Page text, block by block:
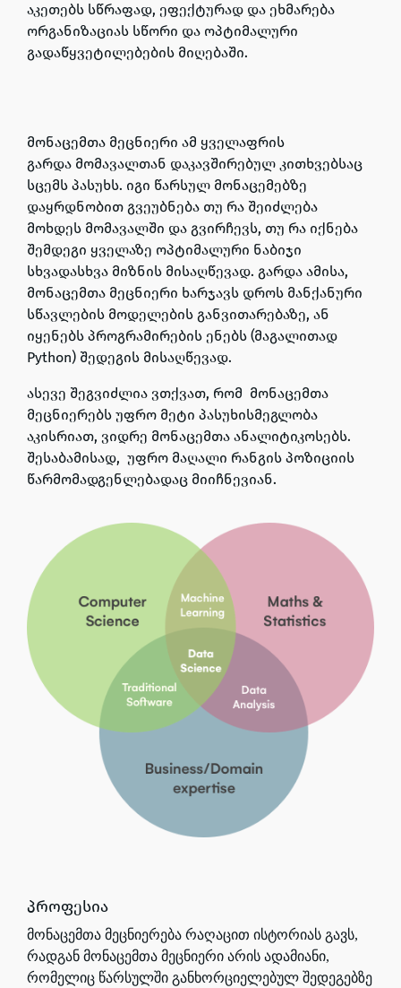
აკეთებს სწრაფად, ეფექტურად და ეხმარება
ორგანიზაციას სწორი და ოპტიმალური
გადაწყვეტილებების მიღებაში.
მონაცემთა მეცნიერი ამ ყველაფრის
გარდა მომავალთან დაკავშირებულ კითხვებსაც
სცემს პასუხს. იგი წარსულ მონაცემებზე
დაყრდნობით გვეუბნება თუ რა შეიძლება
მოხდეს მომავალში და გვირჩევს, თუ რა იქნება
შემდეგი ყველაზე ოპტიმალური ნაბიჯი
სხვადასხვა მიზნის მისაღწევად. გარდა ამისა,
მონაცემთა მეცნიერი ხარჯავს დროს მანქანური
სწავლების მოდელების განვითარებაზე, ან
იყენებს პროგრამირების ენებს (მაგალითად
Python) შედეგის მისაღწევად.
ასევე შეგვიძლია ვთქვათ, რომ მონაცემთა
მეცნიერებს უფრო მეტი პასუხისმეგლობა
აკისრიათ, ვიდრე მონაცემთა ანალიტიკოსებს.
შესაბამისად, უფრო მაღალი რანგის პოზიციის
წარმომადგენლებადაც მიიჩნევიან.
პროფესია
მონაცემთა მეცნიერება რაღაცით ისტორიას გავს,
რადგან მონაცემთა მეცნიერი არის ადამიანი,
რომელიც წარსულში განხორციელებულ შედეგებზე